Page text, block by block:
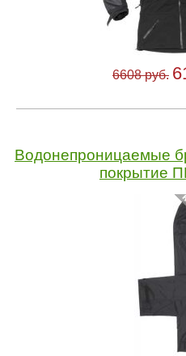
6608 руб.
Водонепроницаемые
покрытие